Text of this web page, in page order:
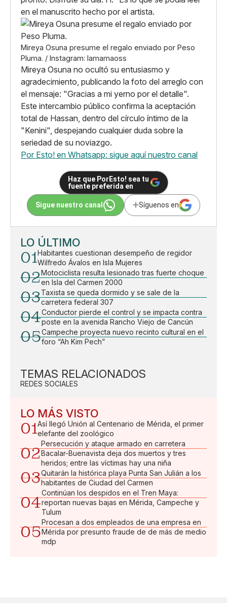
en el manuscrito hecho por el artista.
Mireya Osuna presume el regalo enviado por Peso
Pluma. / Instagram: lamamaoss
Mireya Osuna no ocultó su entusiasmo y
agradecimiento, publicando la foto del arreglo con
el mensaje: "Gracias a mi yerno por el detalle".
Este intercambio público confirma la aceptación
total de Hassan, dentro del círculo íntimo de la
"Kenini", despejando cualquier duda sobre la
seriedad de su noviazgo.
Por Esto! en Whatsapp: sigue aquí nuestro canal
Haz que PorEsto! sea tu
fuente preferida en
Sigue nuestro canal Síguenos en
LO ÚLTIMO
01Habitantes cuestionan desempeño de regidor
Wilfredo Ávalos en Isla Mujeres
02Motociclista resulta lesionado tras fuerte choque
en Isla del Carmen 2000
03Taxista se queda dormido y se sale de la
carretera federal 307
04Conductor pierde el control y se impacta contra
poste en la avenida Rancho Viejo de Cancún
05Campeche proyecta nuevo recinto cultural en el
foro “Ah Kim Pech”
TEMAS RELACIONADOS
REDES SOCIALES
LO MÁS VISTO
01Así llegó Unión al Centenario de Mérida, el primer
elefante del zoológico
02
Persecución y ataque armado en carretera
Bacalar-Buenavista deja dos muertos y tres
heridos; entre las víctimas hay una niña
03Quitarán la histórica playa Punta San Julián a los
habitantes de Ciudad del Carmen
04
Continúan los despidos en el Tren Maya:
reportan nuevas bajas en Mérida, Campeche y
Tulum
05
Procesan a dos empleados de una empresa en
Mérida por presunto fraude de de más de medio
mdp